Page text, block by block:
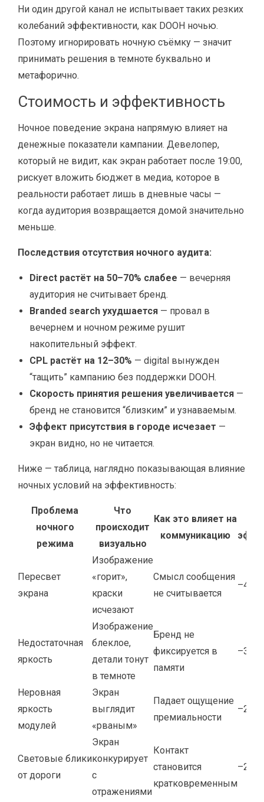
Ни один другой канал не испытывает таких резких
колебаний эффективности, как DOOH ночью.
Поэтому игнорировать ночную съёмку — значит
принимать решения в темноте буквально и
метафорично.
Стоимость и эффективность
Ночное поведение экрана напрямую влияет на
денежные показатели кампании. Девелопер,
который не видит, как экран работает после 19:00,
рискует вложить бюджет в медиа, которое в
реальности работает лишь в дневные часы —
когда аудитория возвращается домой значительно
меньше.
Последствия отсутствия ночного аудита:
Direct растёт на 50–70% слабее — вечерняя
аудитория не считывает бренд.
Branded search ухудшается — провал в
вечернем и ночном режиме рушит
накопительный эффект.
CPL растёт на 12–30% — digital вынужден
“тащить” кампанию без поддержки DOOH.
Скорость принятия решения увеличивается —
бренд не становится “близким” и узнаваемым.
Эффект присутствия в городе исчезает —
экран видно, но не читается.
Ниже — таблица, наглядно показывающая влияние
ночных условий на эффективность:
Проблема
ночного
режима
Что
происходит
визуально
Как это влияет на
коммуникацию
Пересвет
экрана
Изображение
«горит»,
краски
исчезают
Смысл сообщения
не считывается
Недостаточная
яркость
Изображение
блеклое,
детали тонут
в темноте
Бренд не
фиксируется в
памяти
Неровная
яркость
модулей
Экран
выглядит
«рваным»
Падает ощущение
премиальности
Световые блики
от дороги
Экран
конкурирует
с
отражениями
Контакт
становится
кратковременным